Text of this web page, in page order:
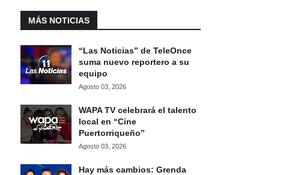
MÁS NOTICIAS
“Las Noticias” de TeleOnce
suma nuevo reportero a su
equipo
Agosto 03, 2026
WAPA TV celebrará el talento
local en “Cine
Puertorriqueño”
Agosto 03, 2026
Hay más cambios: Grenda